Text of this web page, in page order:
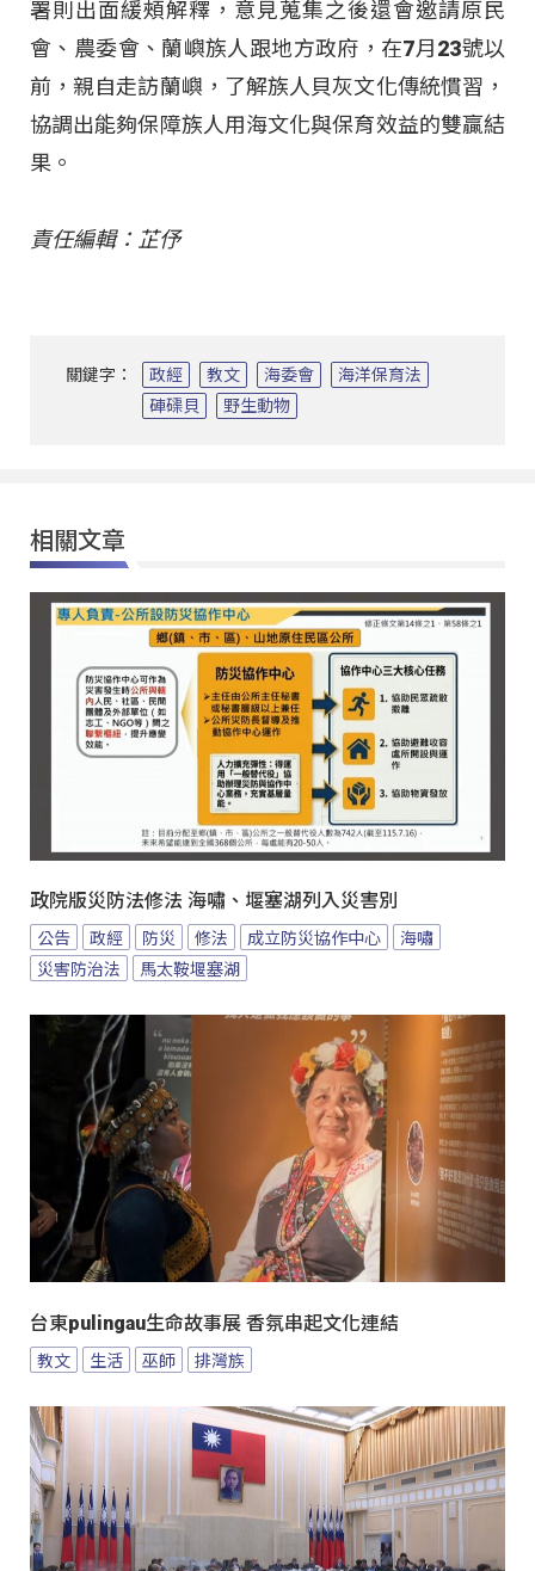
署則出面緩頰解釋，意見蒐集之後還會邀請原民
會、農委會、蘭嶼族人跟地方政府，在7月23號以
前，親自走訪蘭嶼，了解族人貝灰文化傳統慣習，
協調出能夠保障族人用海文化與保育效益的雙贏結
果。
責任編輯：芷伃
關鍵字： 政經 教文 海委會
海洋保育法
硨磲貝
野生動物
相關文章
政院版災防法修法 海嘯、堰塞湖列入災害別
公告 政經 防災 修法 成立防災協作中心
海嘯
災害防治法
馬太鞍堰塞湖
台東pulingau生命故事展 香氛串起文化連結
教文 生活 巫師 排灣族